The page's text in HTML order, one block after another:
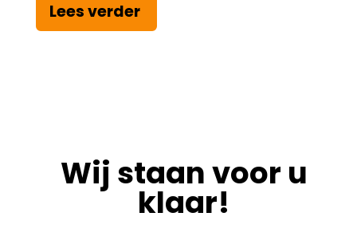
Lees verder
Wij staan voor u
klaar!